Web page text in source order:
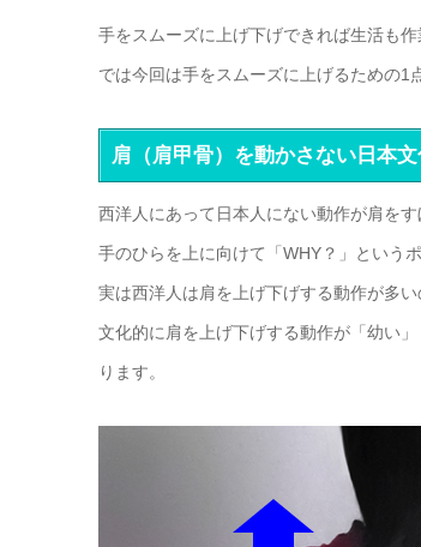
手をスムーズに上げ下げできれば生活も作
では今回は手をスムーズに上げるための1
肩（肩甲骨）を動かさない日本文
西洋人にあって日本人にない動作が肩をす
手のひらを上に向けて「WHY？」という
実は西洋人は肩を上げ下げする動作が多
文化的に肩を上げ下げする動作が「幼い
ります。